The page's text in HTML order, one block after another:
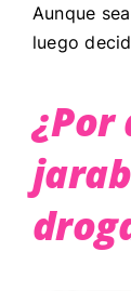
Aunque
luego
¿Por